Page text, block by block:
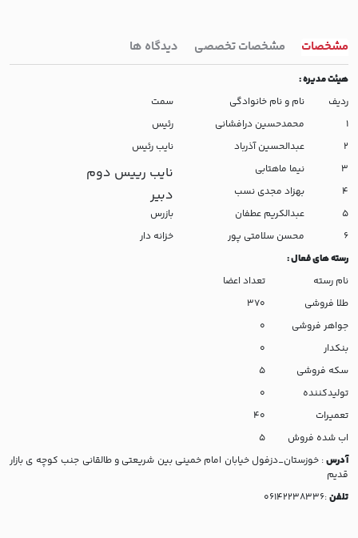
مشخصات مشخصات تخصصی دیدگاه ها
هیئت مدیره:
ردیف
نام و نام خانوادگی
سمت
1
محمدحسین درافشانی
رئیس
2
عبدالحسین آذرباد
نایب رئیس
3
نیما ماهتابی نایب رییس دوم
4 بهزاد مجدی نسب دبیر
5 عبدالکریم عطفان
بازرس
6
محسن سلامتی پور
خزانه دار
رسته های فعال:
نام رسته
تعداد اعضا
طلا فروشی
370
جواهر فروشی
0
بنکدار
0
سکه فروشی
5
تولیدکننده
0
تعمیرات
40
اب شده فروش
5
آدرس: خوزستان_دزفول خیابان امام خمینی بین شریعتی و طالقانی جنب کوچه ی بازار
قدیم
تلفن:06142238336